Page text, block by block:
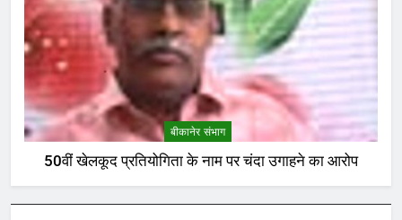
बीकानेर संभाग
50वीं खेलकूद प्रतियोगिता के नाम पर चंदा उगाहने का आरोप